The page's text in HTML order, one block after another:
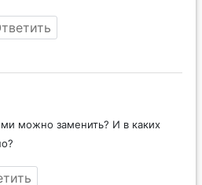
можно заменить? И в каких